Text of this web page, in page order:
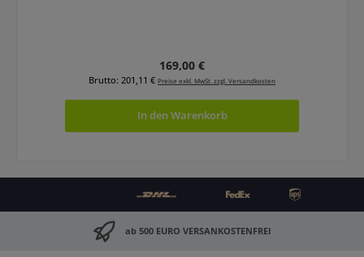
Regulärer Preis:
169,00 €
Brutto: 201,11 € Preise exkl. MwSt. zzgl. Versandkosten
In den Warenkorb
ab 500 EURO VERSANKOSTENFREI